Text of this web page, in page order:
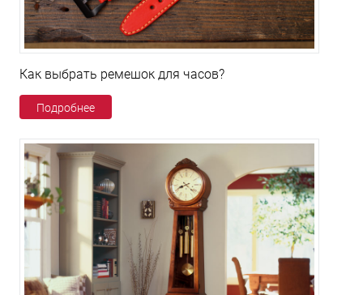
Как выбрать ремешок для часов?
Подробнее